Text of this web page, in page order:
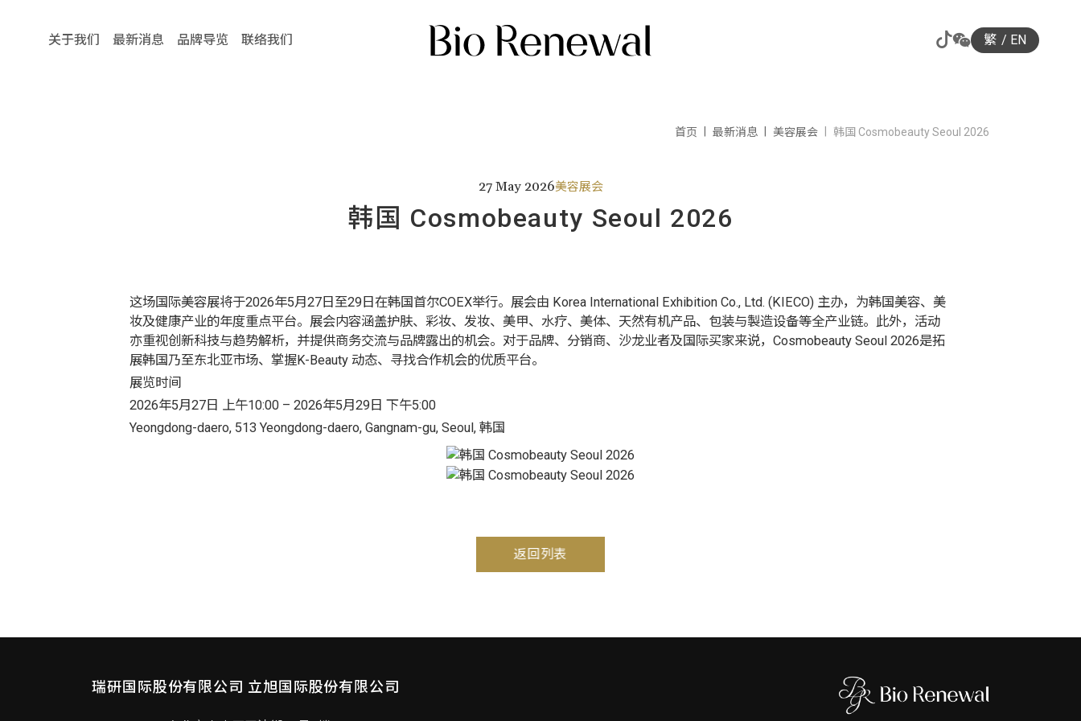
关于我们 最新消息 品牌导览 联络我们 繁 EN
首页 最新消息 美容展会 韩国 Cosmobeauty Seoul 2026
27 May 2026美容展会
韩国 Cosmobeauty Seoul 2026
这场国际美容展将于2026年5月27日至29日在韩国首尔COEX举行。展会由 Korea International Exhibition Co., Ltd. (KIECO) 主办，为韩国美容、美
妆及健康产业的年度重点平台。展会内容涵盖护肤、彩妆、发妆、美甲、水疗、美体、天然有机产品、包装与製造设备等全产业链。此外，活动
亦重视创新科技与趋势解析，并提供商务交流与品牌露出的机会。对于品牌、分销商、沙龙业者及国际买家来说，Cosmobeauty Seoul 2026是拓
展韩国乃至东北亚市场、掌握K-Beauty 动态、寻找合作机会的优质平台。
展览时间
2026年5月27日 上午10:00 – 2026年5月29日 下午5:00
Yeongdong-daero, 513 Yeongdong-daero, Gangnam-gu, Seoul, 韩国
返回列表
瑞研国际股份有限公司 立旭国际股份有限公司